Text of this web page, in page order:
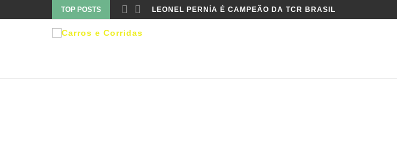
TOP POSTS LEONEL PERNÍA É CAMPEÃO DA TCR BRASIL